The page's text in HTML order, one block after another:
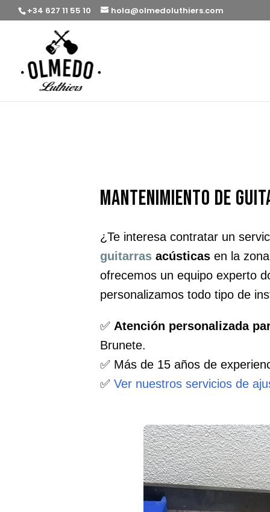
+34 627 11 55 10 hola@olmedoluthiers.com
mantenimiento de
¿Te interesa contratar un
guitarras acústicas en la
ofrecemos un equipo experto
personalizamos todo tipo de
✅ Atención personalizada
Brunete.
✅ Más de 15 años de
✅Ver nuestros servicios de